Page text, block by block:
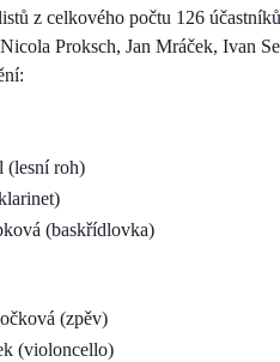
z celkového počtu 126
Proksch, Jan Mráček, Ivan
(lesní roh)
(baskřídlovka)
(zpěv)
(violoncello)